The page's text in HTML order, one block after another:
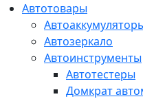
Автотовары
Автозеркало
Автоинструменты
Автотестеры
Домкрат